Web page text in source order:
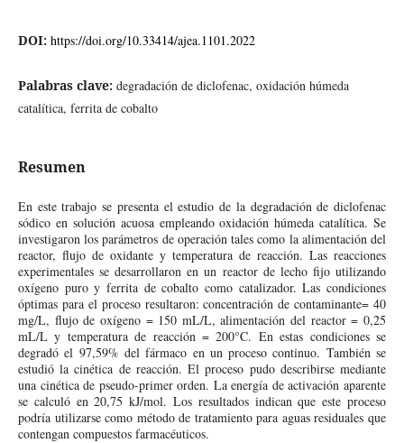
DOI: https://doi.org/10.33414/ajea.1101.2022
Palabras clave: degradación de diclofenac, oxidación húmeda
catalítica, ferrita de cobalto
Resumen
En este trabajo se presenta el estudio de la degradación de diclofenac
sódico en solución acuosa empleando oxidación húmeda catalítica. Se
investigaron los parámetros de operación tales como la alimentación del
reactor, flujo de oxidante y temperatura de reacción. Las reacciones
experimentales se desarrollaron en un reactor de lecho fijo utilizando
oxígeno puro y ferrita de cobalto como catalizador. Las condiciones
óptimas para el proceso resultaron: concentración de contaminante= 40
mg/L, flujo de oxígeno = 150 mL/L, alimentación del reactor = 0,25
mL/L y temperatura de reacción = 200°C. En estas condiciones se
degradó el 97,59% del fármaco en un proceso continuo. También se
estudió la cinética de reacción. El proceso pudo describirse mediante
una cinética de pseudo-primer orden. La energía de activación aparente
se calculó en 20,75 kJ/mol. Los resultados indican que este proceso
podría utilizarse como método de tratamiento para aguas residuales que
contengan compuestos farmacéuticos.